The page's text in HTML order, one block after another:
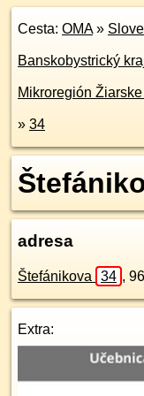
Cesta: OMA»
Banskobystrický
Mikroregión
» 34
adresa
Štefánikova 34 ,
Extra: